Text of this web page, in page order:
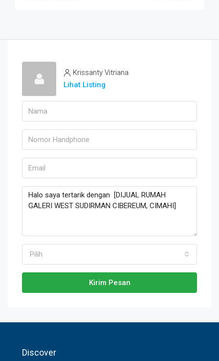
Krissanty Vitriana
Lihat Listing
Pilih
Kirim Pesan
Discover